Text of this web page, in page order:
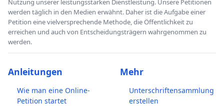
werden täglich in den Medien erwähnt. Daher ist die Aufgabe einer
Petition eine vielversprechende Methode, die Öffentlichkeit zu
erreichen und auch von Entscheidungsträgern wahrgenommen zu
werden.
Anleitungen
Wie man eine Online-
Petition startet
Mehr
Unterschriftensammlung
erstellen